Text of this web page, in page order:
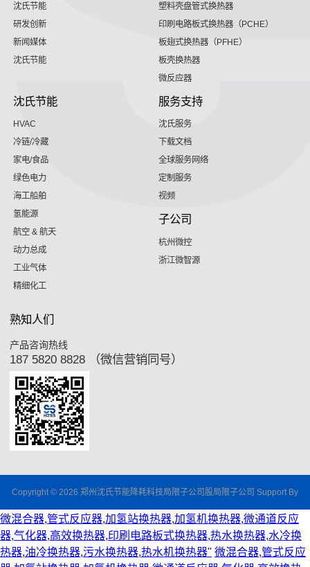
沈氏节能
研发创新
新闻媒体
沈氏节能
塑料壳盘管式换热器
印刷电路板式换热器（PCHE）
板翅式换热器（PFHE）
板壳换热器
微反应器
沈氏节能
HVAC
冷链/冷藏
家电/食品
绿色电力
海工船舶
氢能源
航空 & 航天
动力总成
工业气体
精细化工
服务支持
沈氏服务
下载文档
全球服务网络
定制服务
视频
子公司
杭州微控
浙江微智源
熟知人们
产品咨询热线
187 5820 8828 （微信营销同号）
Copyright © 2026 郑州沈氏节能降耗科技局限子公司股局限子公司 Support By
微混合器,管式反应器,加氢站换热器,加氢机换热器,微通道反应
器,气化器,高效换热器,印刷电路板式换热器,热水换热器,水冷换
热器,油冷换热器,污水换热器,热水机换热器" 微混合器,管式反应